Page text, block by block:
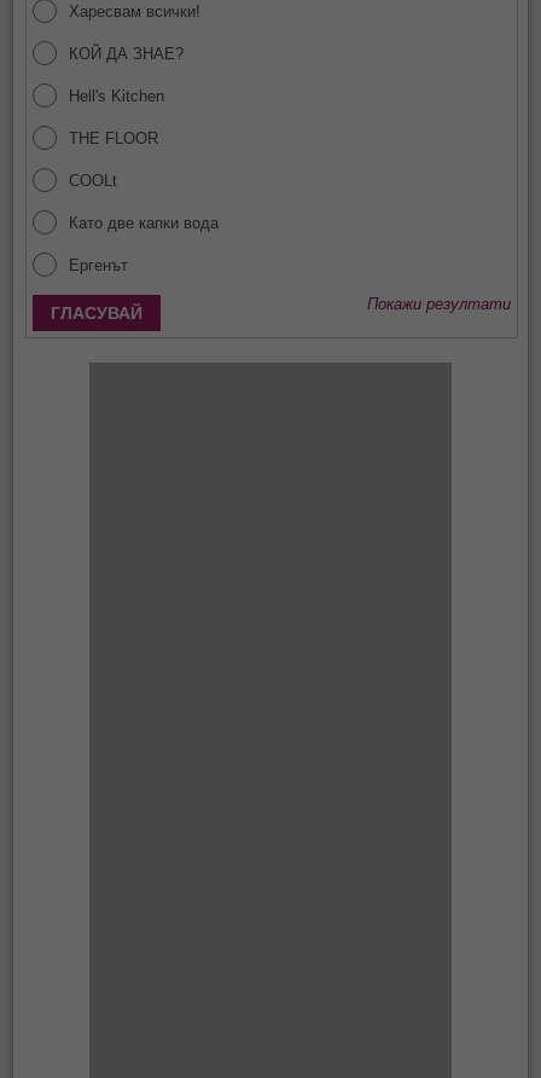
Харесвам всички!
КОЙ ДА ЗНАЕ?
Hell's Kitchen
THE FLOOR
COOLt
Като две капки вода
Ергенът
Покажи резултати